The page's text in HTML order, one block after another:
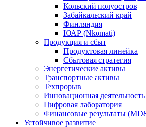
Кольский полуостров
Забайкальский край
Финляндия
ЮАР (Nkomati)
Продукция и сбыт
Продуктовая линейка
Сбытовая стратегия
Энергетические активы
Транспортные активы
Техпрорыв
Инновационная деятельность
Цифровая лаборатория
Финансовые результаты
Устойчивое развитие